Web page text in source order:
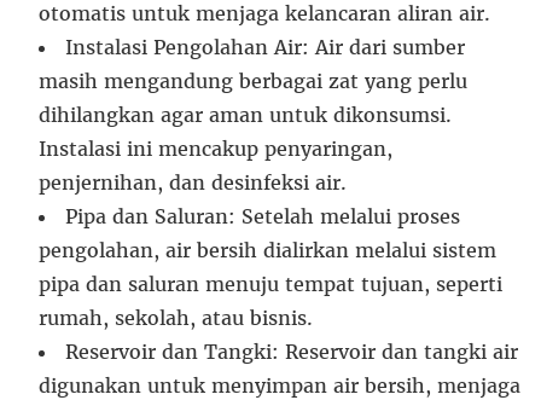
otomatis untuk menjaga kelancaran aliran air.
Instalasi Pengolahan Air: Air dari sumber
masih mengandung berbagai zat yang perlu
dihilangkan agar aman untuk dikonsumsi.
Instalasi ini mencakup penyaringan,
penjernihan, dan desinfeksi air.
Pipa dan Saluran: Setelah melalui proses
pengolahan, air bersih dialirkan melalui sistem
pipa dan saluran menuju tempat tujuan, seperti
rumah, sekolah, atau bisnis.
Reservoir dan Tangki: Reservoir dan tangki air
digunakan untuk menyimpan air bersih, menjaga